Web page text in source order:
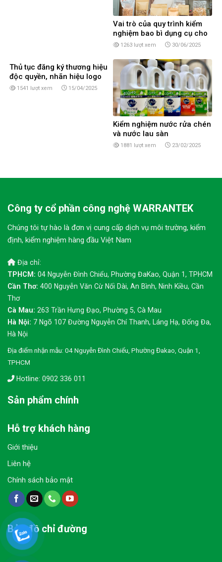
Vai trò của quy trình kiểm
nghiệm bao bì dụng cụ cho
doanh nghiệp
1263 lượt xem 30/06/2025
Thủ tục đăng ký thương hiệu
độc quyền, nhãn hiệu logo
sản phẩm tại Cần Thơ
1541 lượt xem 15/04/2025
Kiểm nghiệm nước rửa chén
và nước lau sàn
1881 lượt xem 23/02/2025
Công ty cổ phần công nghệ WARRANTEK
Chúng tôi tự hào là đơn vị cung cấp dịch vụ môi trường, kiểm
định, kiểm nghiệm hàng đầu Việt Nam
Địa chỉ:
TPHCM: 04 Nguyễn Đình Chiểu, Phường ĐaKao, Quận 1, TPHCM
Cần Thơ: 400 Nguyễn Văn Cừ Nối Dài, An Bình, Ninh Kiều, Cần
Thơ
Cà Mau: 263 Trần Hưng Đạo, Phường 5, Cà Mau
Hà Nội: 7 Ngõ 107 Đường Nguyễn Chí Thanh, Láng Hạ, Đống Đa,
Hà Nội
Địa điểm nhận mẫu: 04 Nguyễn Đình Chiểu, Phường Đakao, Quận 1,
TPHCM
Hotline: 0902 336 011
Sản phẩm chính
Hỗ trợ khách hàng
Giới thiệu
Liên hệ
Chính sách bảo mật
Bản đồ chỉ đường